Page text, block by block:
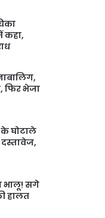
कहा,
फिर भेजा
के घोटाले
भालू! सगे
हालत